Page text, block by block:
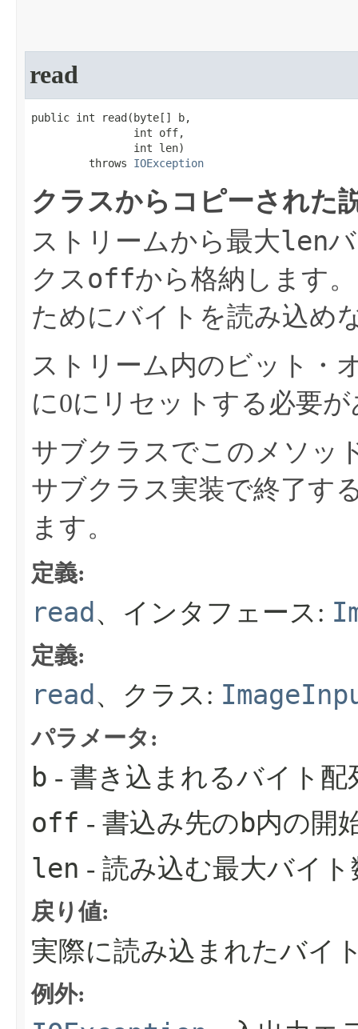
read
public int read​(byte[] b,
                int off,
                int len)
         throws
IOException
クラスからコピーされた
ストリームから最大len
クスoffから格納します。
ためにバイトを読み込め
ストリーム内のビット・
に0にリセットする必要
サブクラスでこのメソッ
サブクラス実装で終了す
ます。
定義:
read 、インタフェース:
定義:
read 、クラス:
パラメータ:
b - 書き込まれるバイト配
off - 書込み先の b内の開
len - 読み込む最大バイト
戻り値:
実際に読み込まれたバイ
例外: